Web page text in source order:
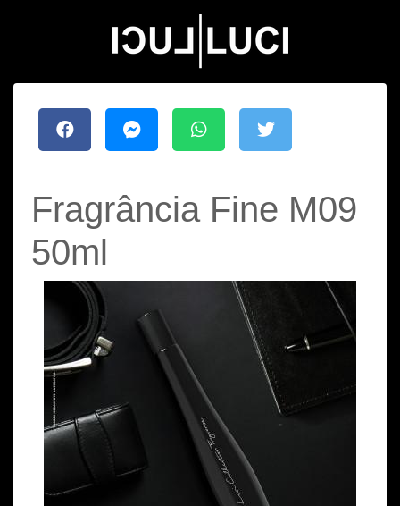
Fragrância Fine M09
50ml